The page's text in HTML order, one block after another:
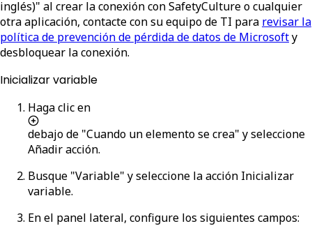
inglés)" al crear la conexión con SafetyCulture o cualquier
otra aplicación, contacte con su equipo de TI para revisar la
política de prevención de pérdida de datos de Microsofty
desbloquear la conexión.
Inicializar variable
Haga clic en
debajo de "Cuando un elemento se crea" y seleccione
Añadir acción.
Busque "Variable" y seleccione la acción Inicializar
variable.
En el panel lateral, configure los siguientes campos: